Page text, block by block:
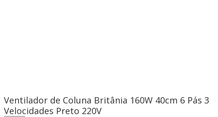
Ventilador de Coluna Britânia 160W 40cm 6 Pás 3
Velocidades Preto 220V